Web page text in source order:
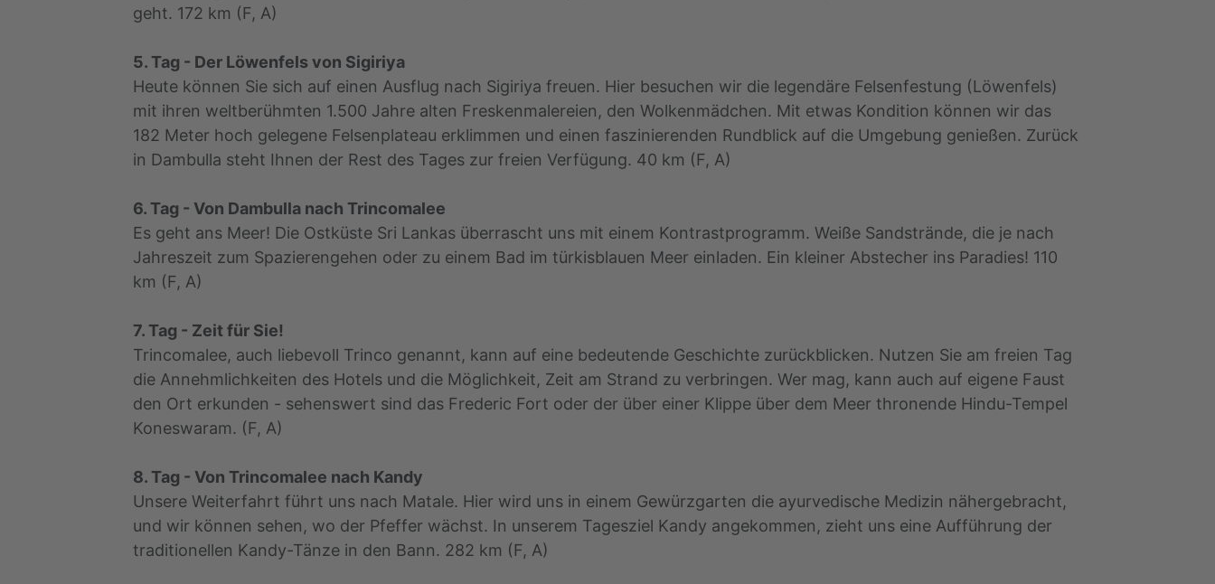
geht. 172 km (F, A)
5. Tag - Der Löwenfels von Sigiriya
Heute können Sie sich auf einen Ausflug nach Sigiriya freuen. Hier besuchen wir die legendäre Felsenfestung (Löwenfels)
mit ihren weltberühmten 1.500 Jahre alten Freskenmalereien, den Wolkenmädchen. Mit etwas Kondition können wir das
182 Meter hoch gelegene Felsenplateau erklimmen und einen faszinierenden Rundblick auf die Umgebung genießen. Zurück
in Dambulla steht Ihnen der Rest des Tages zur freien Verfügung. 40 km (F, A)
6. Tag - Von Dambulla nach Trincomalee
Es geht ans Meer! Die Ostküste Sri Lankas überrascht uns mit einem Kontrastprogramm. Weiße Sandstrände, die je nach
Jahreszeit zum Spazierengehen oder zu einem Bad im türkisblauen Meer einladen. Ein kleiner Abstecher ins Paradies! 110
km (F, A)
7. Tag - Zeit für Sie!
Trincomalee, auch liebevoll Trinco genannt, kann auf eine bedeutende Geschichte zurückblicken. Nutzen Sie am freien Tag
die Annehmlichkeiten des Hotels und die Möglichkeit, Zeit am Strand zu verbringen. Wer mag, kann auch auf eigene Faust
den Ort erkunden - sehenswert sind das Frederic Fort oder der über einer Klippe über dem Meer thronende Hindu-Tempel
Koneswaram. (F, A)
8. Tag - Von Trincomalee nach Kandy
Unsere Weiterfahrt führt uns nach Matale. Hier wird uns in einem Gewürzgarten die ayurvedische Medizin nähergebracht,
und wir können sehen, wo der Pfeffer wächst. In unserem Tagesziel Kandy angekommen, zieht uns eine Aufführung der
traditionellen Kandy-Tänze in den Bann. 282 km (F, A)